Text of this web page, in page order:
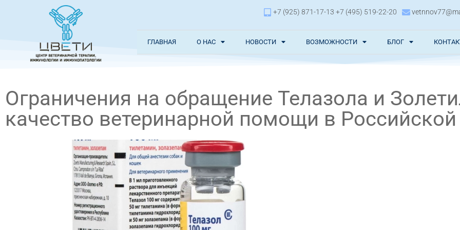
+7 (925) 871-17-13 +7 (495) 519-22-20
ГЛАВНАЯ О НАС НОВОСТИ ВОЗМОЖНОСТИ БЛОГ
Ограничения на обращение Телазола и
качество ветеринарной помощи в